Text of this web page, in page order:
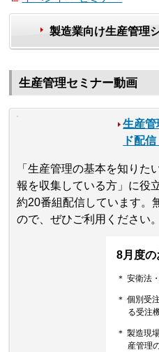
製造業向け生産管理
生産管理セミナー動画
生産管
ド配信
「生産管理の基本を知りた
報を収集している方」に役
約20番組配信しています。
ので、ぜひご利用ください。
8月度の
＊ 安衛法
＊ 個別受
る受注
＊ 製造現
産管理